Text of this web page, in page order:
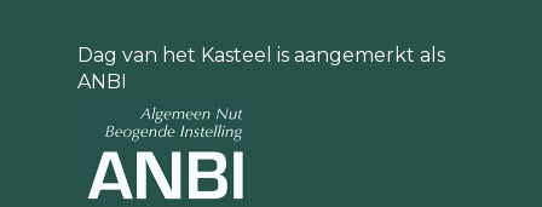
Dag van het Kasteel is aangemerkt als
ANBI